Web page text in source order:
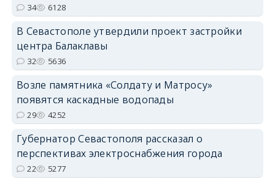
34 6128
В Севастополе утвердили проект застройки
центра Балаклавы
32 5636
Возле памятника «Солдату и Матросу»
появятся каскадные водопады
29 4252
Губернатор Севастополя рассказал о
перспективах электроснабжения города
22 5277